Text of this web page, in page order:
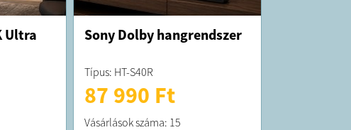
Ultra
Sony Dolby hangrendszer
Típus: HT-S40R
87 990 Ft
Vásárlások száma: 15